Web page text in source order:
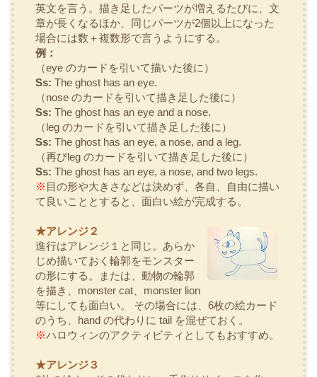
英文を言う。描き足したパーツが増えるたびに、文
章が長くなるほか、同じパーツが2個以上になった
場合には数＋複数形で言うようにする。
例：
（eyeのカードを引いて描いた後に）
Ss: The ghost has an eye.
（noseのカードを引いて描き足した後に）
Ss: The ghost has an eye and a nose.
（legのカードを引いて描き足した後に）
Ss: The ghost has an eye, a nose, and a leg.
（再びlegのカードを引いて描き足した後に）
Ss: The ghost has an eye, a nose, and two legs.
※ 目の形や大きさなどは決めず、各自、自由に描い
て良いこととすると、面白い絵が完成する。
★アレンジ２
進行はアレンジ１と同じ。あらか
じめ描いておく輪郭をモンスター
の形にする。または、動物の輪郭
を描き、 monster cat、monster lion
等にしても面白い。 その場合には、6枚の絵カード
のうち、 handの代わりに tailを混ぜておく。
※ハロウィンのアクティビティとしてもおすすめ。
★アレンジ３